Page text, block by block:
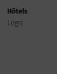
Hôtels
Logis